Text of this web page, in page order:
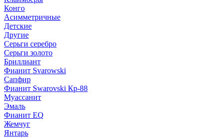
Конго
Асимметричные
Детские
Другие
Серьги серебро
Серьги золото
Бриллиант
Фианит Svarowski
Сапфир
Фианит Swarovski Кр-88
Муассанит
Эмаль
Фианит EQ
Жемчуг
Янтарь